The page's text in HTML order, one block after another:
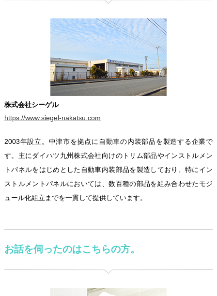
株式会社シーゲル
https://www.siegel-nakatsu.com
2003年設立。中津市を拠点に自動車の内装部品を製造する企業で
す。主にダイハツ九州株式会社向けのトリム部品やインストルメン
トパネルをはじめとした自動車内装部品を製造しており、特にイン
ストルメントパネルにおいては、数百種の部品を組み合わせたモジ
ュール化組立までを一貫して提供しています。
お話を伺ったのはこちらの方。